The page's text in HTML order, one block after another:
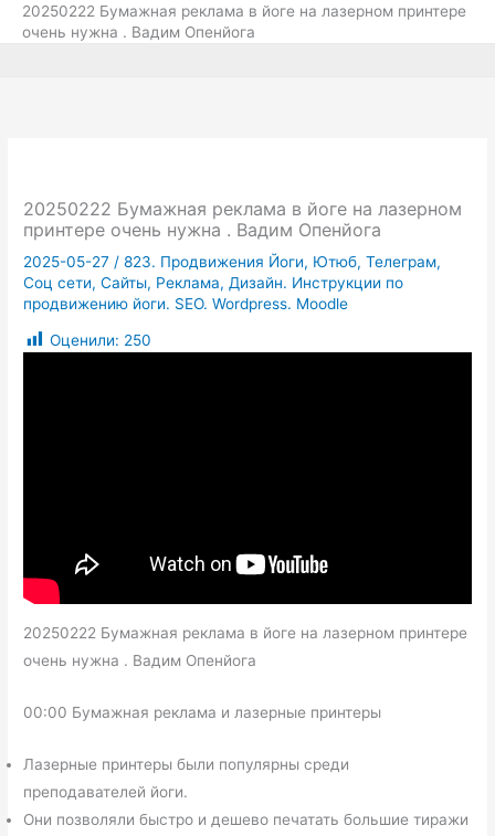
20250222 Бумажная реклама в йоге на лазерном принтере
очень нужна . Вадим Опенйога
20250222 Бумажная реклама в йоге на лазерном
принтере очень нужна . Вадим Опенйога
2025-05-27 /823. Продвижения Йоги, Ютюб, Телеграм,
Соц сети, Сайты, Реклама, Дизайн. Инструкции по
продвижению йоги. SEO. Wordpress. Moodle
Оценили: 250
20250222 Бумажная реклама в йоге на лазерном принтере
очень нужна . Вадим Опенйога
00:00 Бумажная реклама и лазерные принтеры
Лазерные принтеры были популярны среди
преподавателей йоги.
Они позволяли быстро и дешево печатать большие тиражи